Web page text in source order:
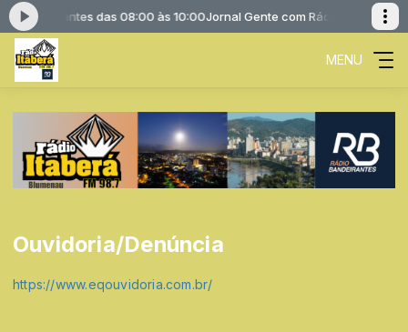
Bandeirantes das 08:00 às 10:00Jornal Gente com Rádio
MENU
Ouvidoria/Denúncia
https://www.eqouvidoria.com.br/